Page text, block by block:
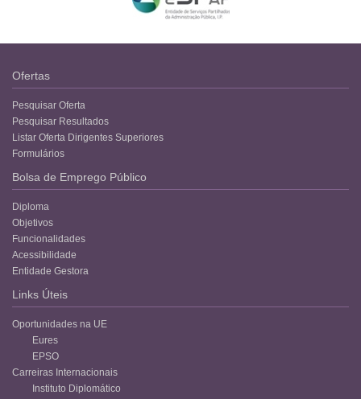
Ofertas
Pesquisar Oferta
Pesquisar Resultados
Listar Oferta Dirigentes Superiores
Formulários
Bolsa de Emprego Público
Diploma
Objetivos
Funcionalidades
Acessibilidade
Entidade Gestora
Links Úteis
Oportunidades na UE
Eures
EPSO
Carreiras Internacionais
Instituto Diplomático